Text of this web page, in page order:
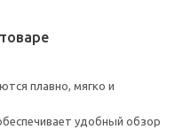
плавно, мягко и
удобный обзор